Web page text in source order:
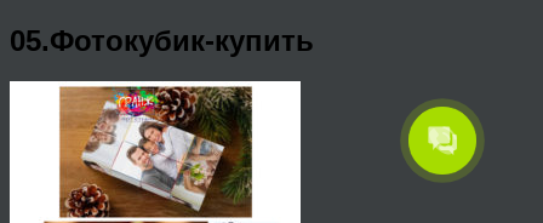
05.Фотокубик-купить